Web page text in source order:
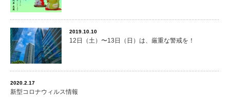
2019.10.10
12日（土）〜13日（日）は、厳重な警戒を！
2020.2.17
新型コロナウィルス情報